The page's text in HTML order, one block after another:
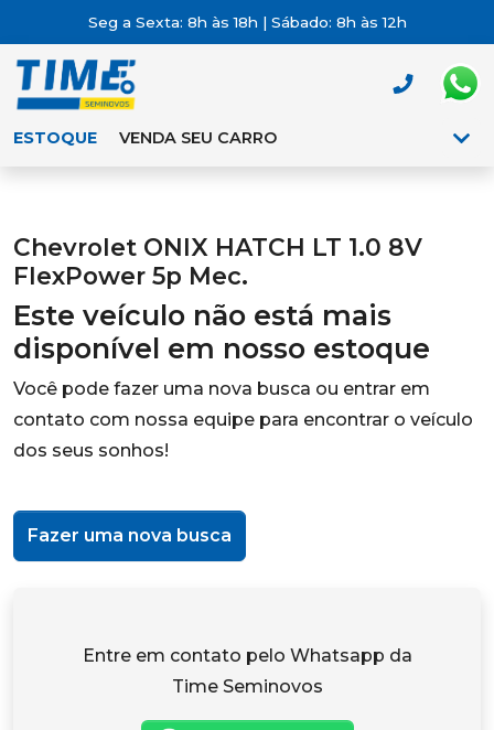
Seg a Sexta: 8h às 18h | Sábado: 8h às 12h
ESTOQUE VENDA SEU CARRO
Chevrolet ONIX HATCH LT 1.0 8V
FlexPower 5p Mec.
Este veículo não está mais
disponível em nosso estoque
Você pode fazer uma nova busca ou entrar em
contato com nossa equipe para encontrar o veículo
dos seus sonhos!
Fazer uma nova busca
Entre em contato pelo Whatsapp da
Time Seminovos